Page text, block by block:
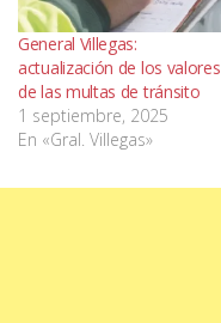
General Villegas:
actualización de los valores
de las multas de tránsito
1 septiembre, 2025
En «Gral. Villegas»